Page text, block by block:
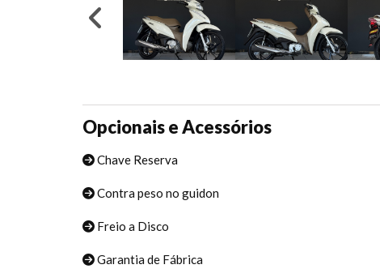
Opcionais e Acessórios
Chave Reserva
Contra peso no guidon
Freio a Disco
Garantia de Fábrica